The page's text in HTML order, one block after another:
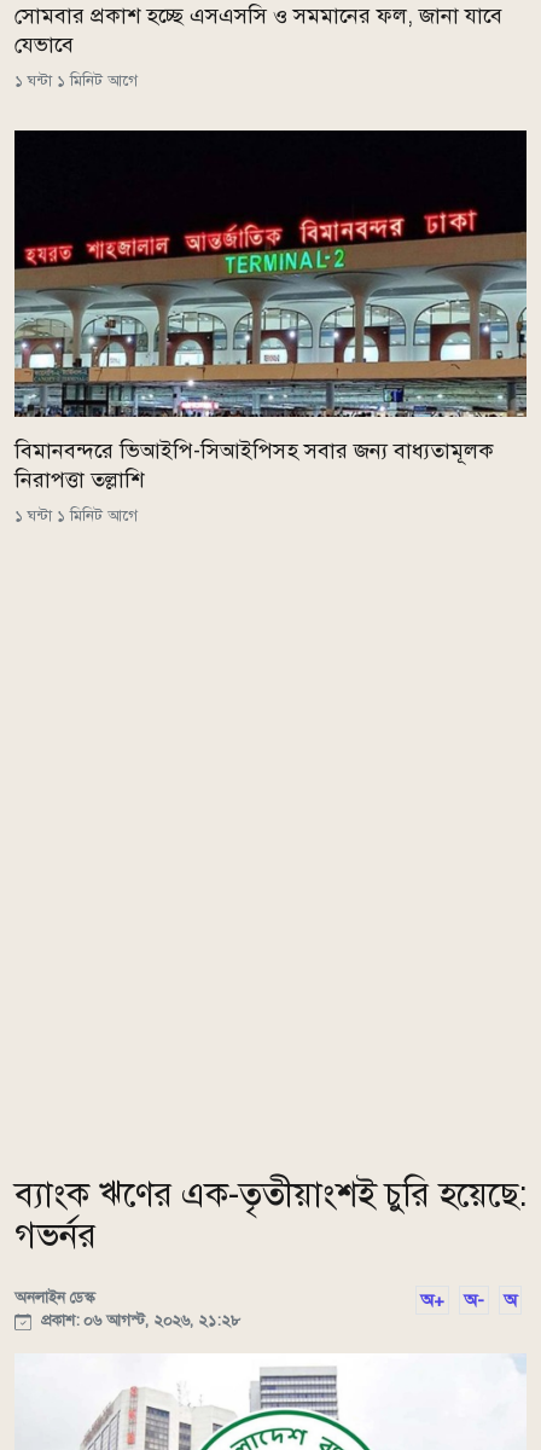
সোমবার প্রকাশ হচ্ছে এসএসসি ও সমমানের ফল, জানা যাবে
যেভাবে
১ ঘন্টা ১ মিনিট আগে
বিমানবন্দরে ভিআইপি-সিআইপিসহ সবার জন্য বাধ্যতামূলক
নিরাপত্তা তল্লাশি
১ ঘন্টা ১ মিনিট আগে
ব্যাংক ঋণের এক-তৃতীয়াংশই চুরি হয়েছে:
গভর্নর
অনলাইন ডেস্ক
প্রকাশ: ০৬ আগস্ট, ২০২৬, ২১:২৮
অ+ অ- অ